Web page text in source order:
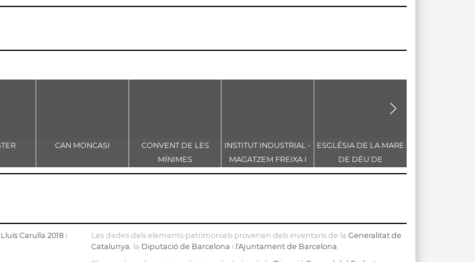
CAN MONCASI
CONVENT DE LES
MÍNIMES
INSTITUT INDUSTRIAL -
MAGATZEM FREIXA I
SANS
ESGLÉSIA DE LA MARE
DE DÉU DE
L'ASSUMPCIÓ
Carulla 2018 i
Les dades dels elements patrimonials provenen dels inventaris de la Generalitat de
Catalunya, la Diputació de Barcelona i l'Ajuntament de Barcelona.